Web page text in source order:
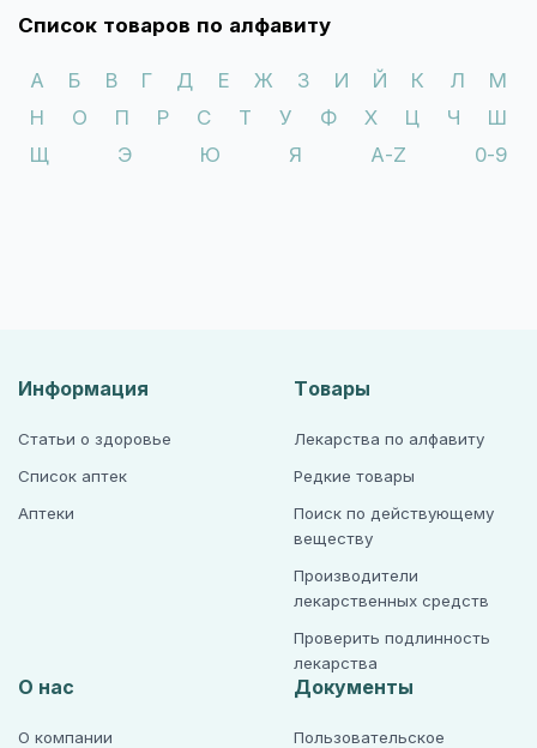
Список товаров по алфавиту
А Б В Г Д Е Ж З И Й К Л
М
Н
О П Р С Т У Ф Х Ц Ч
Ш
Щ
Э Ю Я A-Z 0-9
Информация
Статьи о здоровье
Список аптек
Аптеки
Товары
Лекарства по алфавиту
Редкие товары
Поиск по действующему
веществу
Производители
лекарственных средств
Проверить подлинность
лекарства
О нас
О компании
Документы
Пользовательское